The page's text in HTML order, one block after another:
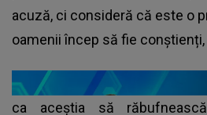
acuză, ci consideră că este o
oamenii încep să fie
ca aceștia să